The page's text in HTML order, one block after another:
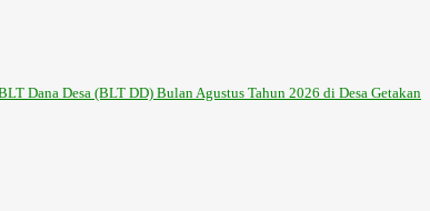
Dana Desa (BLT DD) Bulan Agustus Tahun 2026 di Desa Getakan